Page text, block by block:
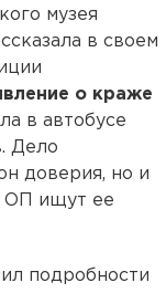
музея
в своем
о краже
в автобусе
Дело
доверия, но и
ОП ищут ее
подробности